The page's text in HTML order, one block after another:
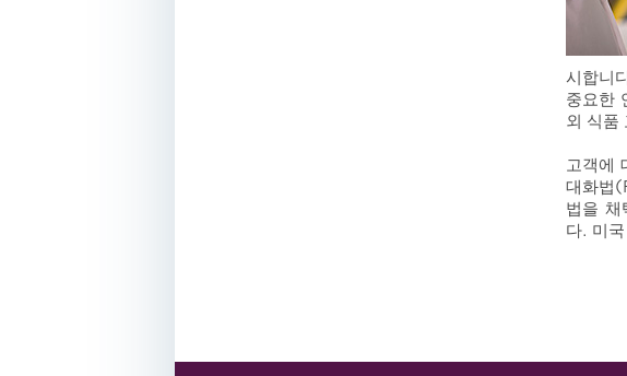
시합니
중요한
외 식품
고객에
대화법
법을 채
다. 미